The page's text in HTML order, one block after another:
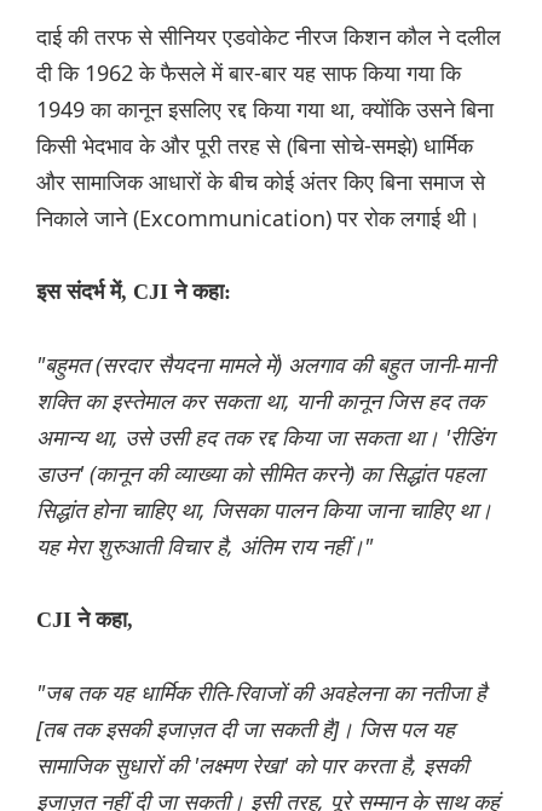
दाई की तरफ से सीनियर एडवोकेट नीरज किशन कौल ने दलील
दी कि 1962 के फैसले में बार-बार यह साफ किया गया कि
1949 का कानून इसलिए रद्द किया गया था, क्योंकि उसने बिना
किसी भेदभाव के और पूरी तरह से (बिना सोचे-समझे) धार्मिक
और सामाजिक आधारों के बीच कोई अंतर किए बिना समाज से
निकाले जाने (Excommunication) पर रोक लगाई थी।
इस संदर्भ में, CJI ने कहा:
"बहुमत (सरदार सैयदना मामले में) अलगाव की बहुत जानी-मानी
शक्ति का इस्तेमाल कर सकता था, यानी कानून जिस हद तक
अमान्य था, उसे उसी हद तक रद्द किया जा सकता था। 'रीडिंग
डाउन' (कानून की व्याख्या को सीमित करने) का सिद्धांत पहला
सिद्धांत होना चाहिए था, जिसका पालन किया जाना चाहिए था।
यह मेरा शुरुआती विचार है, अंतिम राय नहीं।"
CJI ने कहा,
"जब तक यह धार्मिक रीति-रिवाजों की अवहेलना का नतीजा है
[तब तक इसकी इजाज़त दी जा सकती है]। जिस पल यह
सामाजिक सुधारों की 'लक्ष्मण रेखा' को पार करता है, इसकी
इजाज़त नहीं दी जा सकती। इसी तरह, पूरे सम्मान के साथ कहूं